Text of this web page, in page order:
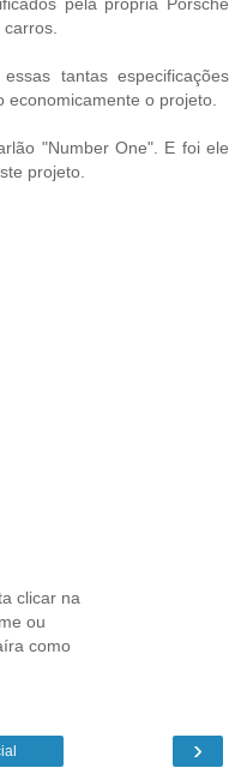
tantas especificações
o projeto.
"Number One". E foi ele
projeto.
clicar na
ou
como
›